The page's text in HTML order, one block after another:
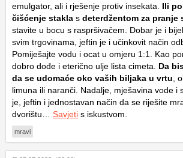
emulgator, ali i rješenje protiv insekata. Ili
čišćenje stakla s deterdžentom za pranje
stavite u bocu s raspršivačem. Dobar je i
svim trgovinama, jeftin je i učinkovit način
Pomiješajte vodu i ocat u omjeru 1:1. Kao
dobro dođe i eterično ulje lista cimeta. Da
da se udomaće oko vaših biljaka u vrtu ,
limuna ili naranči. Nadalje, mješavina vode i
je, jeftin i jednostavan način da se riješite
dvorištu… Savjeti s iskustvom.
mravi